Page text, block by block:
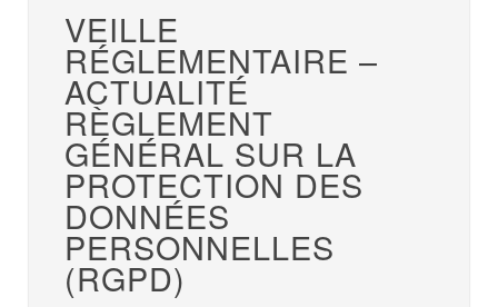
VEILLE
RÉGLEMENTAIRE –
ACTUALITÉ
RÈGLEMENT
GÉNÉRAL SUR LA
PROTECTION DES
DONNÉES
PERSONNELLES
(RGPD)